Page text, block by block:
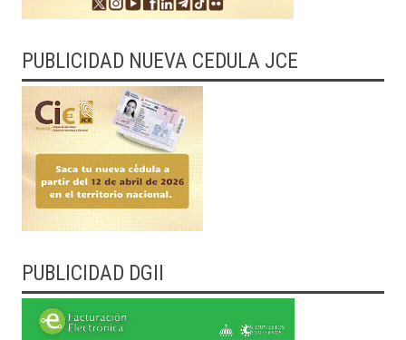
PUBLICIDAD NUEVA CEDULA JCE
PUBLICIDAD DGII